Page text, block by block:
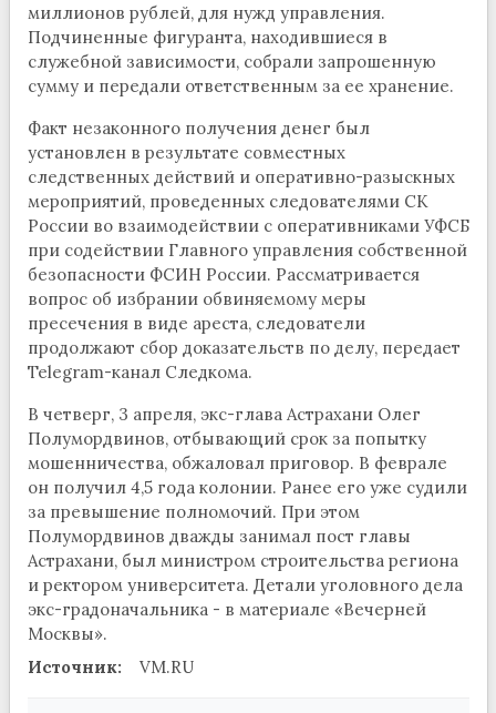
миллионов рублей, для нужд управления.
Подчиненные фигуранта, находившиеся в
служебной зависимости, собрали запрошенную
сумму и передали ответственным за ее хранение.
Факт незаконного получения денег был
установлен в результате совместных
следственных действий и оперативно-разыскных
мероприятий, проведенных следователями СК
России во взаимодействии с оперативниками УФСБ
при содействии Главного управления собственной
безопасности ФСИН России. Рассматривается
вопрос об избрании обвиняемому меры
пресечения в виде ареста, следователи
продолжают сбор доказательств по делу, передает
Telegram-канал Следкома.
В четверг, 3 апреля, экс-глава Астрахани Олег
Полумордвинов, отбывающий срок за попытку
мошенничества, обжаловал приговор. В феврале
он получил 4,5 года колонии. Ранее его уже судили
за превышение полномочий. При этом
Полумордвинов дважды занимал пост главы
Астрахани, был министром строительства региона
и ректором университета. Детали уголовного дела
экс-градоначальника - в материале «Вечерней
Москвы».
Источник:
VM.RU